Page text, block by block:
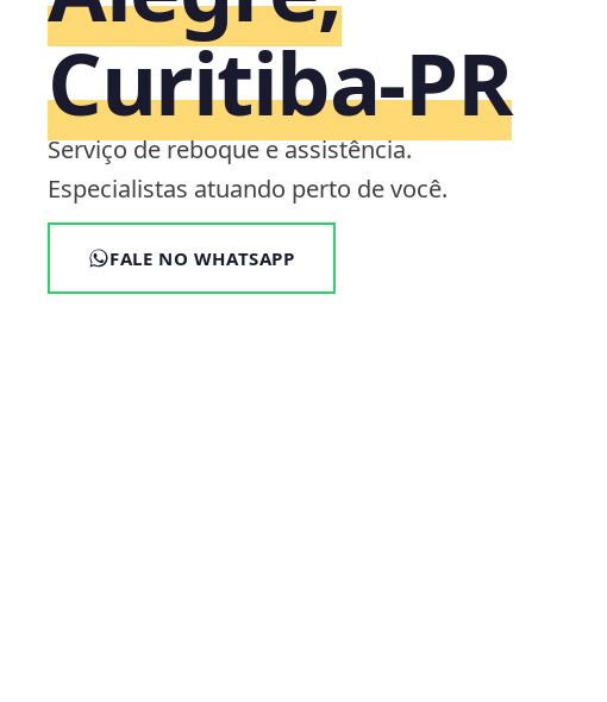
Curitiba‑PR
Serviço de reboque e assistência.
Especialistas atuando perto de você.
FALE NO WHATSAPP